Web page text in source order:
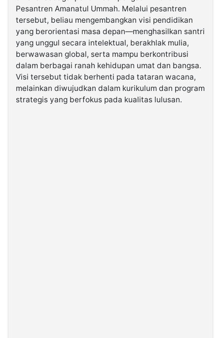
Pesantren Amanatul Ummah. Melalui pesantren
tersebut, beliau mengembangkan visi pendidikan
yang berorientasi masa depan—menghasilkan santri
yang unggul secara intelektual, berakhlak mulia,
berwawasan global, serta mampu berkontribusi
dalam berbagai ranah kehidupan umat dan bangsa.
Visi tersebut tidak berhenti pada tataran wacana,
melainkan diwujudkan dalam kurikulum dan program
strategis yang berfokus pada kualitas lulusan.